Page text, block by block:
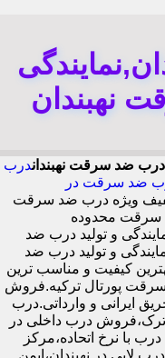
نهبندان
درب ضد سرقت نهبنداندرب
ضد سرقت در
با تخفیف ویژه درب ضد سرقت
سرقت محدوده
و تولید درب ضد
و تولید درب ضد
کیفیت و مناسب ترین
سرقت پورتال ترکیه.فروش
ایرانی و وارداتی.درب
درب داخلی در
با نرخ اتحاده،مرکز
در نهبندان،ایمن